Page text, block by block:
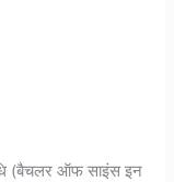
(बैचलर ऑफ साइंस इन